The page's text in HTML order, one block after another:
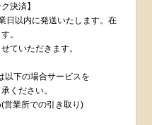
決済】
日以内に発送いたします。在
。
ていただきます。
以下の場合サービスを
ください。
営業所での引き取り)